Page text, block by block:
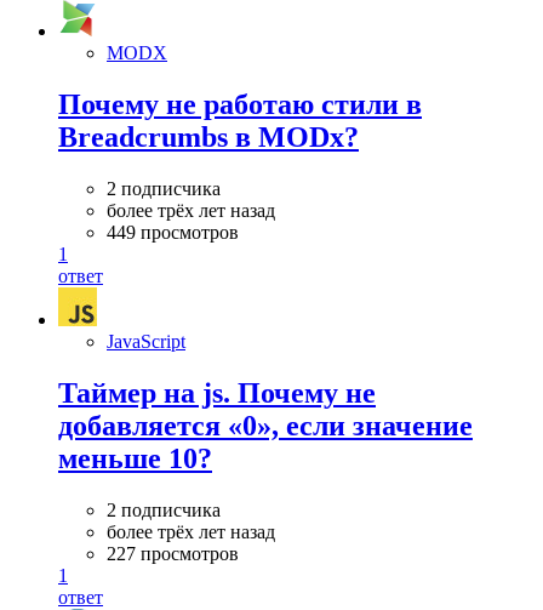
MODX
Почему не работаю стили в
Breadcrumbs в MODx?
2 подписчика
более трёх лет назад
449 просмотров
1
ответ
JavaScript
Таймер на js. Почему не
добавляется «0», если значение
меньше 10?
2 подписчика
более трёх лет назад
227 просмотров
1
ответ